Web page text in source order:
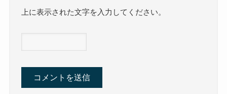
上に表示された文字を入力してください。